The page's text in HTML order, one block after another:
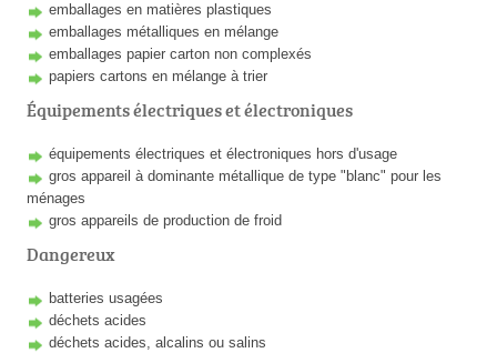
emballages en matières plastiques
emballages métalliques en mélange
emballages papier carton non complexés
papiers cartons en mélange à trier
Équipements électriques et électroniques
équipements électriques et électroniques hors d'usage
gros appareil à dominante métallique de type "blanc" pour les
ménages
gros appareils de production de froid
Dangereux
batteries usagées
déchets acides
déchets acides, alcalins ou salins